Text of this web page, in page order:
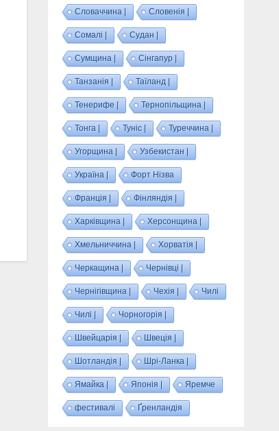
Словаччина | Словенія |
Сомалі | Судан |
Сумщина | Сінгапур |
Танзанія | Таїланд |
Тенерифе | Тернопільщина |
Тонга | Туніс | Туреччина |
Угорщина | Узбекистан |
Україна | Форт Нізва
Франція | Фінляндія |
Харківщина | Херсонщина |
Хмельниччина | Хорватія |
Черкащина | Чернівці |
Чернігівщина | Чехія | Чилі
Чилі | Чорногорія |
Швейцарія | Швеція |
Шотландія | Шрі-Ланка |
Ямайка | Японія | Яремче
фестивалі Ґренландія